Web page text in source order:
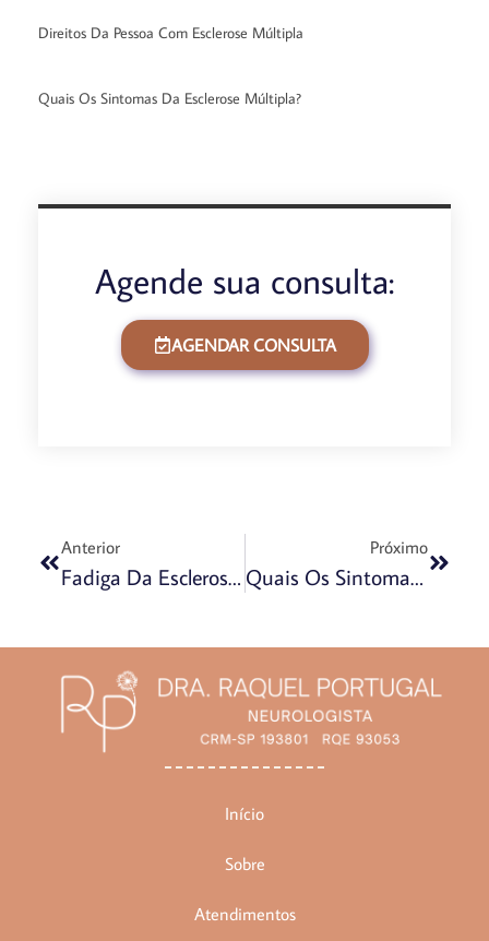
Direitos Da Pessoa Com Esclerose Múltipla
Quais Os Sintomas Da Esclerose Múltipla?
Agende sua consulta:
AGENDAR CONSULTA
Anterior
Fadiga Da Esclerose Múltipla: Como Lidar?
Próximo
Quais Os Sintomas Da Esclerose Múltipla?
Início
Sobre
Atendimentos